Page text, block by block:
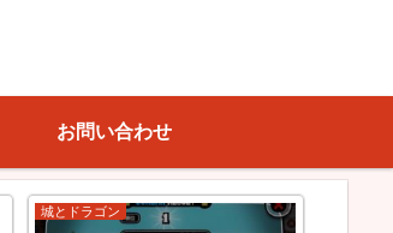
お問い合わせ
城とドラゴン